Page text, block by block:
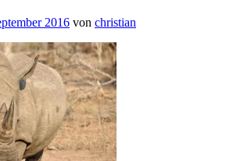
2016 von christian